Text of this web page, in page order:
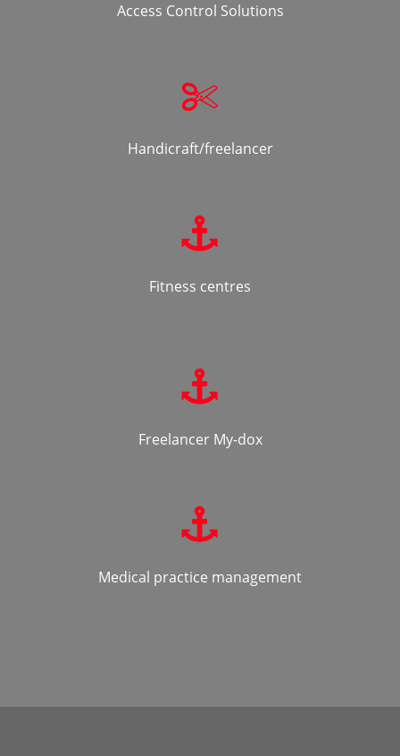
Access Control Solutions
Handicraft/freelancer
Fitness centres
Freelancer My-dox
Medical practice management